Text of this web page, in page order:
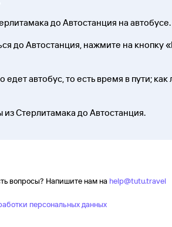
до Автостанция на автобусе.
до Автостанция, нажмите на кнопку
автобус, то есть время в пути;
Стерлитамака до Автостанция.
вопросы? Напишите нам на help@tutu.travel
персональных данных